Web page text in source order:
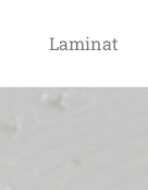
Laminat